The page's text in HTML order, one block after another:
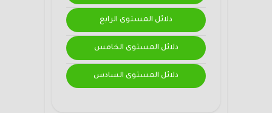
دلائل المستوى الرابع
دلائل المستوى الخامس
دلائل المستوى السادس